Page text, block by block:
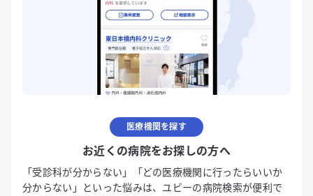
医療機関を探す
お近くの病院をお探しの方へ
「受診科が分からない」「どの医療機関に行ったらいいか
分からない」といった悩みは、ユビーの病院検索が便利で